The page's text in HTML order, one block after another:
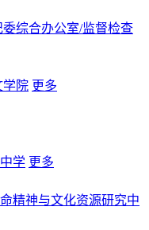
委综合办公室/监督检查
学院 更多
学 更多
精神与文化资源研究中